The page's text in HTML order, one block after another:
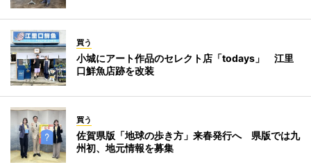
買う
小城にアート作品のセレクト店「todays」 江里
口鮮魚店跡を改装
買う
佐賀県版「地球の歩き方」来春発行へ 県版では九
州初、地元情報を募集